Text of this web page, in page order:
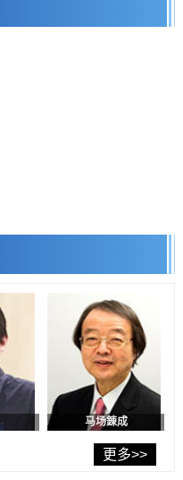
疗法，利用超小型GAD67启动
素波动叠加所致
作至300℃的介电材料，已验
作
与中美德仍有较大差距
为死亡人数至少减半，重点强
机制，阐明即便DNA相同反应
的安全性，在转移性尿路上皮
书》，解读第七期基本计划
物质
过程中的糖链变化
马场錬成
更多>>